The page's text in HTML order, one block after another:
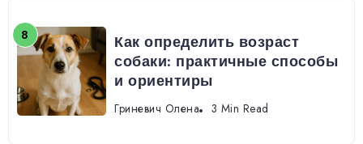
Как определить возраст
собаки: практичные способы
и ориентиры
Гриневич Олена 3 Min Read